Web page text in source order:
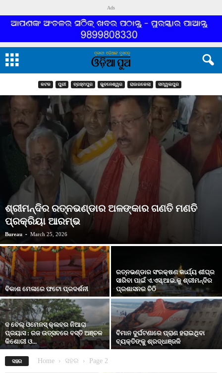
Ads
କଟକ ପୁରୀ ବ୍ରହ୍ମପୁର ଭୁବନେଶ୍ୱର ରାଉରକେଲା ସମ୍ୱଲପୁର
ଶ୍ରୀମନ୍ଦିର ରତ୍ନଭଣ୍ଡାର ଅଳଙ୍କାର ଗଣତି ମଣତି
ପ୍ରକ୍ରିୟା ଆରମ୍ଭ
Bureau - March 25, 2026
ବିକାଶ ମେଳାରେ ଫଟୋ ପ୍ରଦର୍ଶନୀ
ରତ୍ନଭଣ୍ଡାର ସଂରକ୍ଷଣ କାର୍ଯ୍ୟ ଶୀଘ୍ର
ସାରିବା ପାଇଁ ଏ.ଏସ୍.ଆଇ.କୁ ଶ୍ରୀମନ୍ଦିର
ପ୍ରଶାସନର ଚିଠି
ଦ ବେଲ୍ ଓମେନସ୍ କ୍ଲବର ନିଆରା
ପ୍ରୟାସ : ରଜ ଉତ୍ସବରେ ବସ୍ତି ଅଞ୍ଚଳ
କିଶୋରୀ ଓ...
ବିମାନ ଦୁର୍ଘଟଣାରେ ପ୍ରାଣ ହରାଇଥିବା
ବ୍ୟକ୍ତିଙ୍କୁ ଶ୍ରଦ୍ଧାଞ୍ଜଳି
ସହର Home ସହର Page 2